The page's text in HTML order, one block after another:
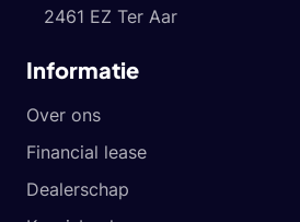
2461 EZ Ter Aar
Informatie
Over ons
Financial lease
Dealerschap